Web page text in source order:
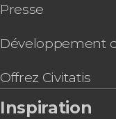
Presse
Développement
Offrez Civitatis
Inspiration